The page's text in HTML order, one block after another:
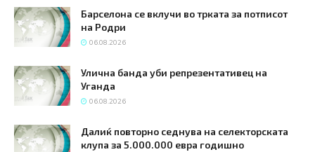
Барселона се вклучи во трката за потписот
на Родри
06.08.2026
Улична банда уби репрезентативец на
Уганда
06.08.2026
Далиќ повторно седнува на селекторската
клупа за 5.000.000 евра годишно